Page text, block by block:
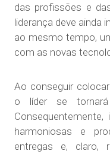
das profissões e
liderança deve ainda
ao mesmo tempo,
com as novas
Ao conseguir
o líder se
harmoniosas e
entregas e, claro,